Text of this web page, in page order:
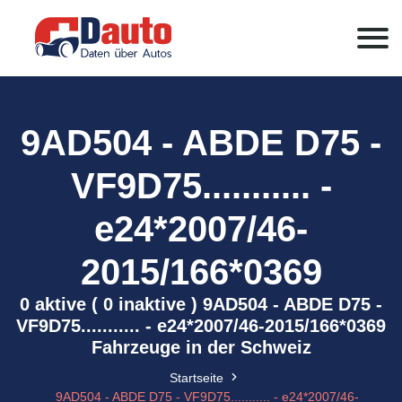
9AD504 - ABDE D75 -
VF9D75........... -
e24*2007/46-
2015/166*0369
0 aktive ( 0 inaktive ) 9AD504 - ABDE D75 -
VF9D75........... - e24*2007/46-2015/166*0369
Fahrzeuge in der Schweiz
Startseite
9AD504 - ABDE D75 - VF9D75........... - e24*2007/46-